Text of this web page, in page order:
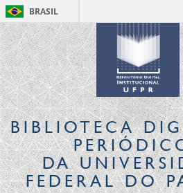
BRASIL
BIBLIOTECA
DA
FEDERAL DO